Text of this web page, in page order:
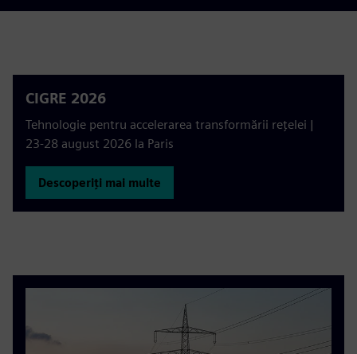
CIGRE 2026
Tehnologie pentru accelerarea transformării rețelei |
23-28 august 2026 la Paris
Descoperiți mai multe